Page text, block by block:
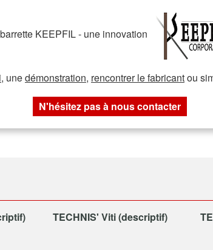
KEEPFIL - une innovation
, unedémonstration, rencontrer le fabricantou
N'hésitez pas à nous contacter
TECHNIS' Viti (descriptif)